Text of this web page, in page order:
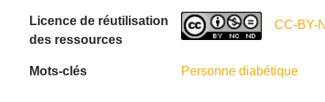
Licence de réutilisation
des ressources
CC-BY-
Mots-clés Personne diabétique